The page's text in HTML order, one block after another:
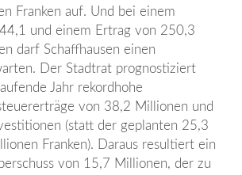
Franken auf. Und bei einem
und einem Ertrag von 250,3
darf Schaffhausen einen
Der Stadtrat prognostiziert
Jahr rekordhohe
von 38,2 Millionen und
(statt der geplanten 25,3
Franken). Daraus resultiert ein
von 15,7 Millionen, der zu